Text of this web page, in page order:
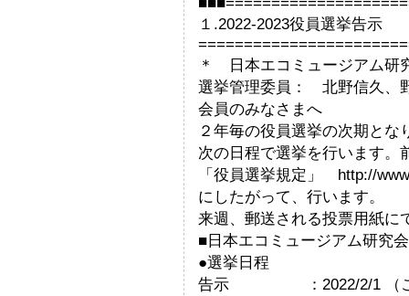
１.2022-2023役員選挙告示
＊ 日本エコミュージアム研
選挙管理委員： 北野信久、
会員のみなさまへ
２年毎の役員選挙の次期とな
次の日程で選挙を行います。
「役員選挙規定」 http://
にしたがって、行います。
来週、郵送される投票用紙に
■日本エコミュージアム研究
●選挙日程
告示 ：2022/2/1 （こ